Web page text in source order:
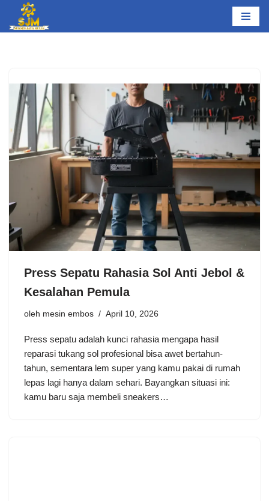
Lompat
Press Sepatu Rahasia Sol Anti Jebol &
Kesalahan Pemula
oleh mesin embos April 10, 2026
Press sepatu adalah kunci rahasia mengapa hasil
reparasi tukang sol profesional bisa awet bertahun-
tahun, sementara lem super yang kamu pakai di rumah
lepas lagi hanya dalam sehari. Bayangkan situasi ini:
kamu baru saja membeli sneakers…